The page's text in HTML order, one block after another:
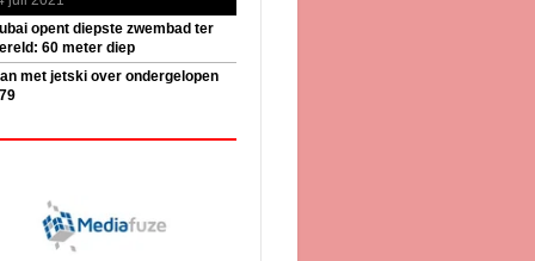
opent diepste zwembad ter
60 meter diep
met jetski over ondergelopen